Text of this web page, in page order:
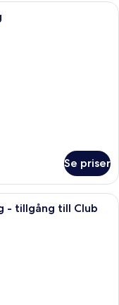
med en säng, en tv
Se priser
med en stor säng, ett
- tillgång till Club